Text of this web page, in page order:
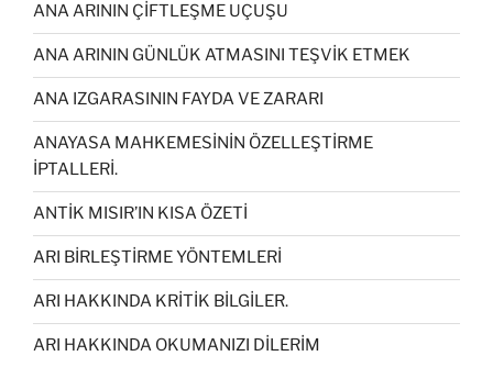
ANA ARININ ÇİFTLEŞME UÇUŞU
ANA ARININ GÜNLÜK ATMASINI TEŞVİK ETMEK
ANA IZGARASININ FAYDA VE ZARARI
ANAYASA MAHKEMESİNİN ÖZELLEŞTİRME
İPTALLERİ.
ANTİK MISIR’IN KISA ÖZETİ
ARI BİRLEŞTİRME YÖNTEMLERİ
ARI HAKKINDA KRİTİK BİLGİLER.
ARI HAKKINDA OKUMANIZI DİLERİM